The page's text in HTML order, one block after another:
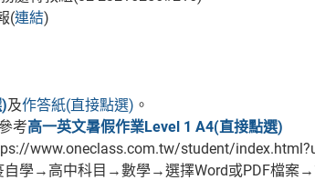
(連結)
及作答紙(直接點選) 。
考高一英文暑假作業Level 1 A4(直接點選)
www.oneclass.com.tw/student/
自學→高中科目→數學→選擇Word或PDF檔案